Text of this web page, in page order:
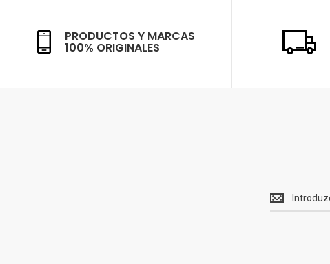
PRODUCTOS Y MARCAS
100% ORIGINALES
Recibe<br>
Ofertas